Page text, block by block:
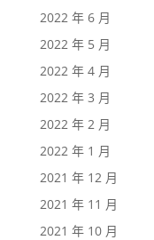
2022 年 6 月
2022 年 5 月
2022 年 4 月
2022 年 3 月
2022 年 2 月
2022 年 1 月
2021 年 12 月
2021 年 11 月
2021 年 10 月